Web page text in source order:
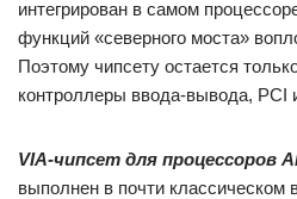
интег­рирован в самом
функций «север­ного моста»
Поэтому чипсету остается
контроллеры ввода-вывода, PCI
VIA-чипсет для процессоров
выполнен в почти классическом